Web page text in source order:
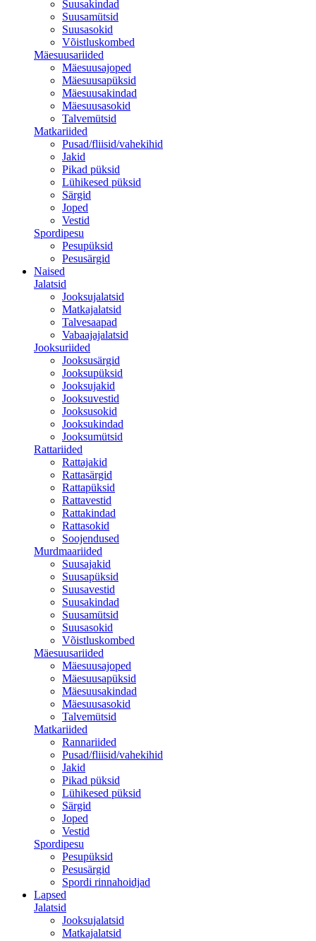
Suusakindad
Suusamütsid
Suusasokid
Võistluskombed
Mäesuusariided
Mäesuusajoped
Mäesuusapüksid
Mäesuusakindad
Mäesuusasokid
Talvemütsid
Matkariided
Pusad/fliisid/vahekihid
Jakid
Pikad püksid
Lühikesed püksid
Särgid
Joped
Vestid
Spordipesu
Pesupüksid
Pesusärgid
Naised
Jalatsid
Jooksujalatsid
Matkajalatsid
Talvesaapad
Vabaajajalatsid
Jooksuriided
Jooksusärgid
Jooksupüksid
Jooksujakid
Jooksuvestid
Jooksusokid
Jooksukindad
Jooksumütsid
Rattariided
Rattajakid
Rattasärgid
Rattapüksid
Rattavestid
Rattakindad
Rattasokid
Soojendused
Murdmaariided
Suusajakid
Suusapüksid
Suusavestid
Suusakindad
Suusamütsid
Suusasokid
Võistluskombed
Mäesuusariided
Mäesuusajoped
Mäesuusapüksid
Mäesuusakindad
Mäesuusasokid
Talvemütsid
Matkariided
Rannariided
Pusad/fliisid/vahekihid
Jakid
Pikad püksid
Lühikesed püksid
Särgid
Joped
Vestid
Spordipesu
Pesupüksid
Pesusärgid
Spordi rinnahoidjad
Lapsed
Jalatsid
Jooksujalatsid
Matkajalatsid